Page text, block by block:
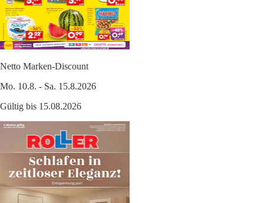
Netto Marken-Discount
Mo. 10.8. - Sa. 15.8.2026
Gültig bis 15.08.2026